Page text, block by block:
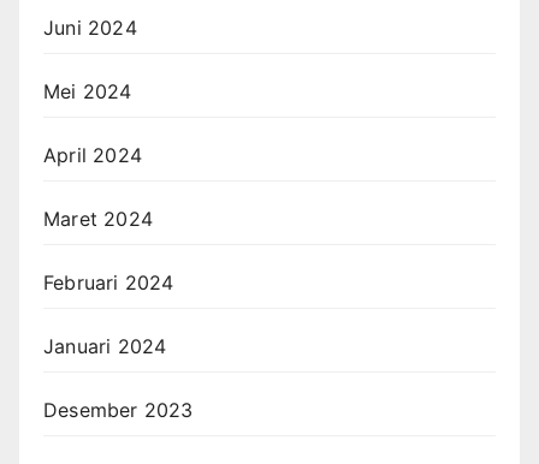
Juni 2024
Mei 2024
April 2024
Maret 2024
Februari 2024
Januari 2024
Desember 2023